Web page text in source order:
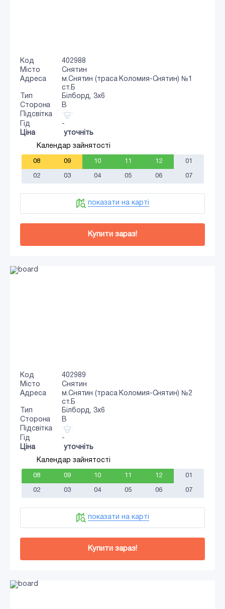
Код
402988
Місто
Снятин
Адреса
м.Снятин (траса Коломия-Снятин) №1
ст.Б
Тип
Білборд, 3х6
Сторона
B
Підсвітка
Гід
-
Ціна
уточніть
Календар зайнятості
08 09 10 11 12 01
02 03 04 05 06 07
показати на карті
Купити зараз!
Код
402989
Місто
Снятин
Адреса
м.Снятин (траса Коломия-Снятин) №2
ст.Б
Тип
Білборд, 3х6
Сторона
B
Підсвітка
Гід
-
Ціна
уточніть
Календар зайнятості
08 09 10 11 12 01
02 03 04 05 06 07
показати на карті
Купити зараз!